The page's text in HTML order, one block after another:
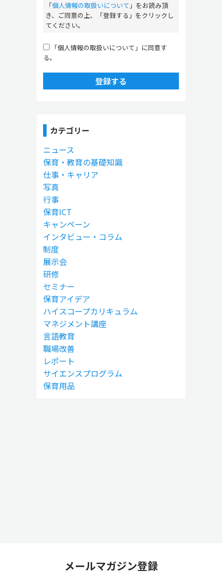
「個人情報の取扱いについて 」をお読み頂
き、ご同意の上、「登録する」をクリックし
てください。
「個人情報の取扱いについて」に同意す
る。
登録する
カテゴリー
ニュース
保育・教育の基礎知識
仕事・キャリア
写真
行事
保育ICT
キャンペーン
インタビュー・コラム
制度
展示会
研修
セミナー
保育アイデア
ハイスコープカリキュラム
マネジメント講座
言語教育
職場改善
レポート
サイエンスプログラム
保育用品
メールマガジン登録